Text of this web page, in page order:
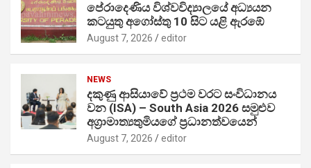
පේරාදෙණිය විශ්වවිද්‍යාලයේ අධ්‍යයන
කටයුතු අගෝස්තු 10 සිට යළි ඇරඹේ
August 7, 2026 editor
NEWS
දකුණු ආසියාවේ ප්‍රථම වරට සංවිධානය
වන (ISA) – South Asia 2026 සමුළුව
අග්‍රාමාත්‍යතුමියගේ ප්‍රධානත්වයෙන්
August 7, 2026 editor